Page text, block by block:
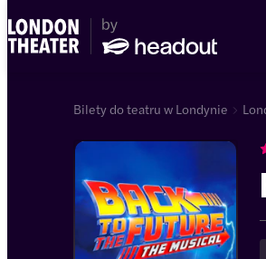
Bilety do teatru w Londynie